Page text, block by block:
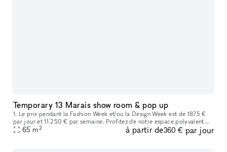
Temporary 13 Marais show room & pop up
1. Le prix pendant la Fashion Week et/ou la Design Week est de 1875 €
par jour et 11 250 € par semaine. Profitez de notre espace polyvalent
idéal pour les showrooms de mode, les produits de luxe, les
65 m2 à partir de360 € par jour